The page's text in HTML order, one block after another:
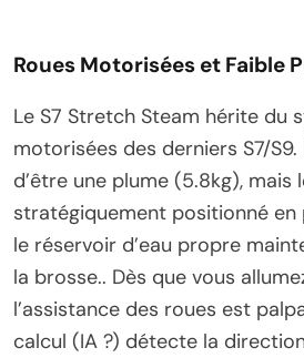
Roues Motorisées et Faible
Le S7 Stretch Steam hérite du
motorisées des derniers S7/S9.
d’être une plume (5.8kg), mais
stratégiquement positionné en
le réservoir d’eau propre
la brosse.. Dès que vous
l’assistance des roues est
calcul (IA ?) détecte la